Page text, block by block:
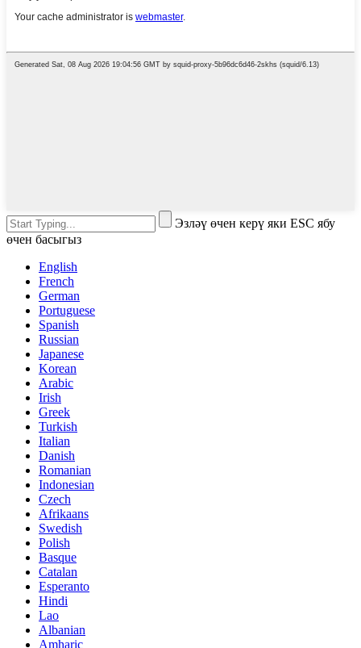
Эзләү өчен керү яки ESC ябу
өчен басыгыз
English
French
German
Portuguese
Spanish
Russian
Japanese
Korean
Arabic
Irish
Greek
Turkish
Italian
Danish
Romanian
Indonesian
Czech
Afrikaans
Swedish
Polish
Basque
Catalan
Esperanto
Hindi
Lao
Albanian
Amharic